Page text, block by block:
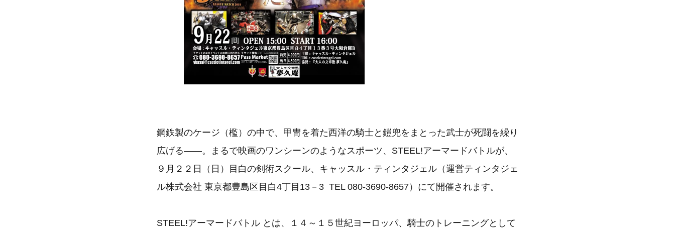
鋼鉄製のケージ（檻）の中で、甲冑を着た西洋の騎士と鎧兜をまとった武士が死闘を繰り
広げる――。まるで映画のワンシーンのようなスポーツ、STEEL!アーマードバトルが、
９月２２日（日）目白の剣術スクール、キャッスル・ティンタジェル（運営ティンタジェ
ル株式会社 東京都豊島区目白4丁目13－3 TEL 080-3690-8657）にて開催されます。
STEEL!アーマードバトル とは、１４～１５世紀ヨーロッパ、騎士のトレーニングとして